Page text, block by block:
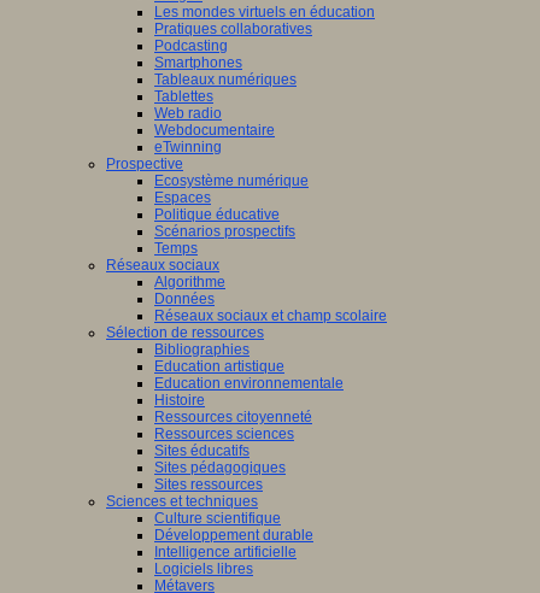
Les mondes virtuels en éducation
Pratiques collaboratives
Podcasting
Smartphones
Tableaux numériques
Tablettes
Web radio
Webdocumentaire
eTwinning
Prospective
Ecosystème numérique
Espaces
Politique éducative
Scénarios prospectifs
Temps
Réseaux sociaux
Algorithme
Données
Réseaux sociaux et champ scolaire
Sélection de ressources
Bibliographies
Education artistique
Education environnementale
Histoire
Ressources citoyenneté
Ressources sciences
Sites éducatifs
Sites pédagogiques
Sites ressources
Sciences et techniques
Culture scientifique
Développement durable
Intelligence artificielle
Logiciels libres
Métavers